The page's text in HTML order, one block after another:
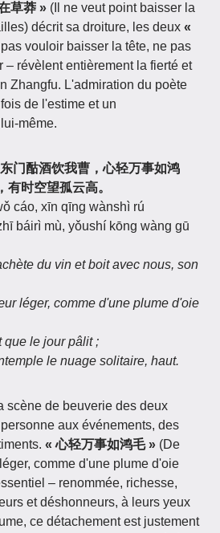
草莽 » (Il ne veut point baisser la
décrit sa droiture, les deux «
vouloir baisser la tête, ne pas
– révèlent entièrement la fierté et
Zhangfu. L'admiration du poète
de l'estime et un
même.
门酤酒饮我曹，心轻万事如鸿
时空望孤云高。
cáo, xīn qīng wànshì rú
báirì mù, yǒushí kōng wàng gū
du vin et boit avec nous, son
léger, comme d'une plume d'oie
que le jour pâlit ;
le nuage solitaire, haut.
scène de beuverie des deux
aux événements, des
« 心轻万事如鸿毛 » (De
comme d'une plume d'oie
– renommée, richesse,
et déshonneurs, à leurs yeux
ce détachement est justement